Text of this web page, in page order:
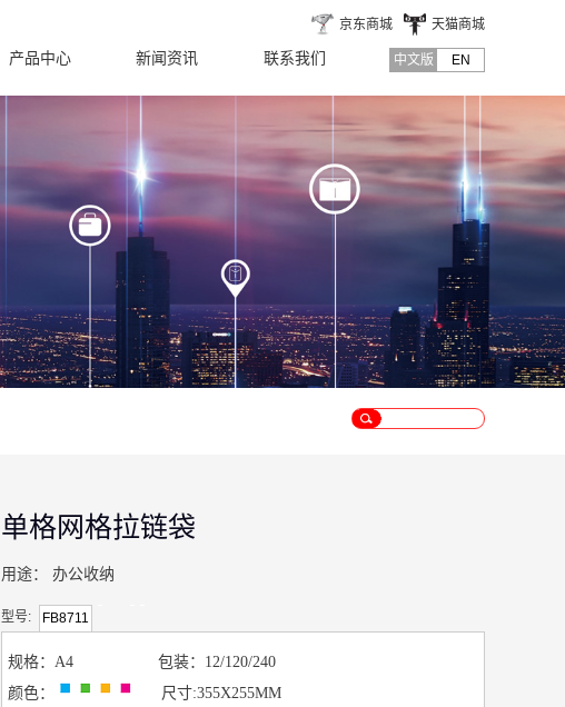
中文版 EN
天猫商城
京东商城
产品中心 新闻资讯 联系我们
单格网格拉链袋
用途： 办公收纳
型号: FB8711
规格： A4 包装：12/120/240
颜色： 尺寸:355X255MM